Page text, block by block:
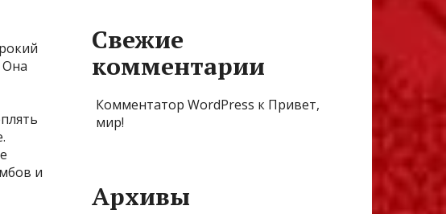
Она
и
Свежие
комментарии
Комментатор WordPress к Привет,
мир!
Архивы